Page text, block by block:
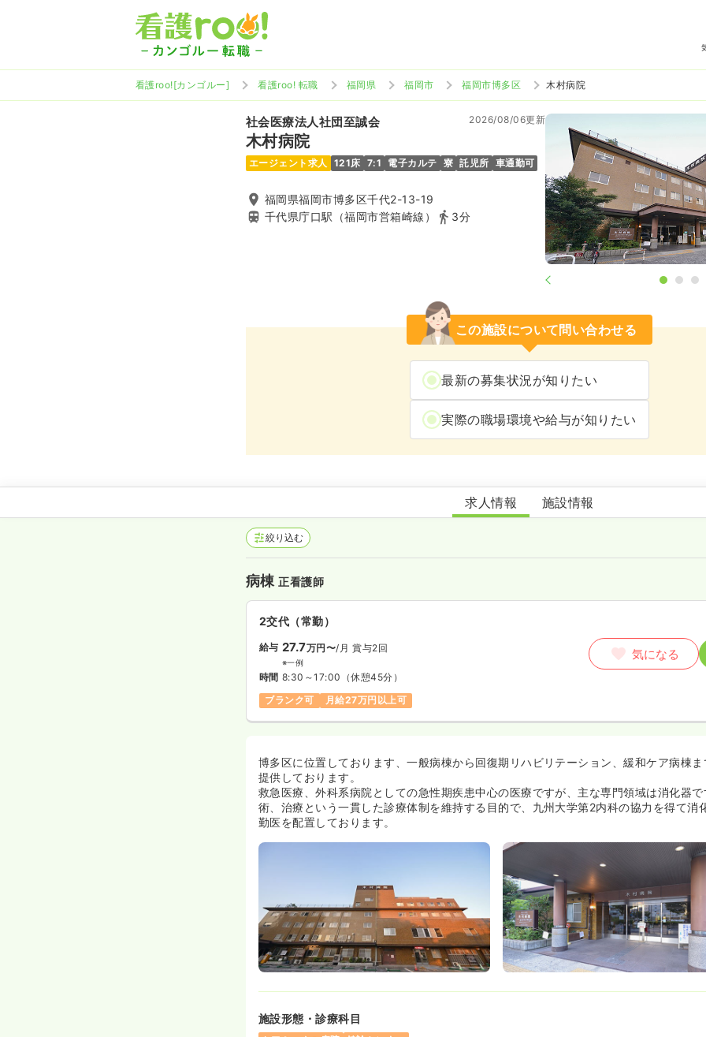
看護roo![カンゴルー] 看護roo! 転職 福岡県 福岡市 福岡市博多区 木村病院
社会医療法人社団至誠会
木村病院
2026/08/06更新
エージェント求人 121床 7:1 電子カルテ 寮 託児所 車通勤可
福岡県福岡市博多区千代2-13-19
千代県庁口駅（福岡市営箱崎線）
3分
この施設について問い合わせる
最新の募集状況が知りたい
実際の職場環境や給与が知りたい
木村病院
求人情報 施設情報
絞り込む
病棟正看護師
2交代（常勤）
給与 27.7万円〜/月 賞与2回
※一例
時間 8:30～17:00 （休憩45分）
ブランク可
月給27万円以上可
気になる
博多区に位置しております、一般病棟から回復期リハビリテーション、緩和ケア病棟
提供しております。
救急医療、外科系病院としての急性期疾患中心の医療ですが、主な専門領域は消化器
術、治療という一貫した診療体制を維持する目的で、九州大学第2内科の協力を得て消
勤医を配置しております。
施設形態・診療科目